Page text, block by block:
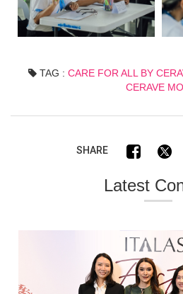
TAG : CARE FOR ALL BY
CERAVE
SHARE
Latest